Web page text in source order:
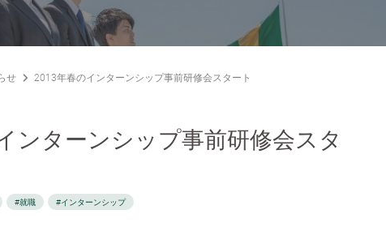
せ 2013年春のインターンシップ事前研修会スタート
ンターンシップ事前研修会スタ
#就職 #インターンシップ